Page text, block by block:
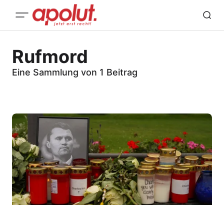
Rufmord
Eine Sammlung von 1 Beitrag